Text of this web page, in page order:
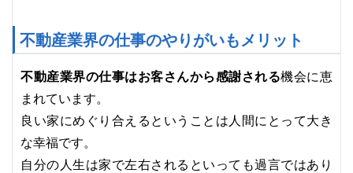
不動産業界の仕事のやりがいもメリット
不動産業界の仕事はお客さんから感謝される機会に恵
まれています。
良い家にめぐり合えるということは人間にとって大き
な幸福です。
自分の人生は家で左右されるといっても過言ではあり